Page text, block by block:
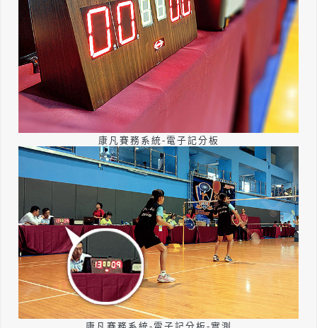
康凡賽務系統-電子記分板